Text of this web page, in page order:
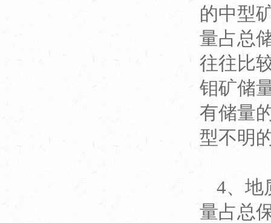
的中型
量占总
往往比
钼矿储
有储量
型不明
4、地
量占总